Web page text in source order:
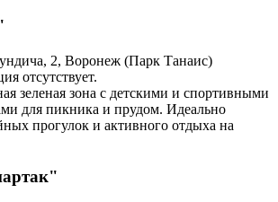
2, Воронеж (Парк Танаис)
отсутствует.
зеленая зона с детскими и спортивными
для пикника и прудом. Идеально
прогулок и активного отдыха на